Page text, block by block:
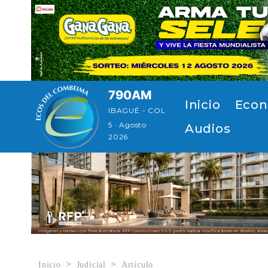
Pasar al contenido principal
790AM
IBAGUÉ - COL
5 · Agosto ·
2026
Navegación
Inicio
Audios
Inicio Judicial Artículo